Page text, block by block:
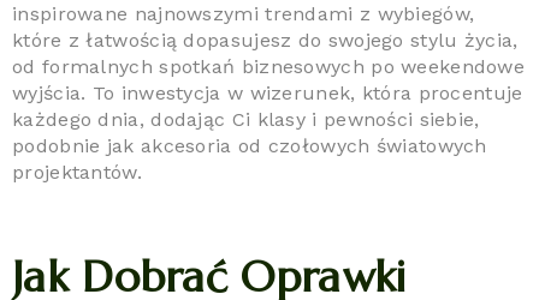
inspirowane najnowszymi trendami z wybiegów,
które z łatwością dopasujesz do swojego stylu życia,
od formalnych spotkań biznesowych po weekendowe
wyjścia. To inwestycja w wizerunek, która procentuje
każdego dnia, dodając Ci klasy i pewności siebie,
podobnie jak akcesoria od czołowych światowych
projektantów.
Jak Dobrać Oprawki